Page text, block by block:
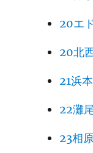
20エ
20北
21浜
22灘
23相